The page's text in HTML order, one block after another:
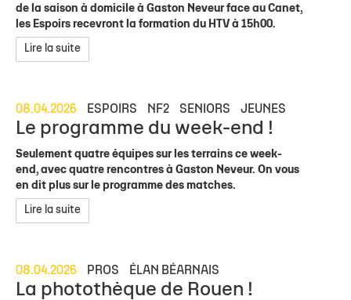
de la saison à domicile à Gaston Neveur face au Canet,
les Espoirs recevront la formation du HTV à 15h00.
Lire la suite
08.04.2026 ESPOIRS NF2 SENIORS JEUNES
Le programme du week-end !
Seulement quatre équipes sur les terrains ce week-
end, avec quatre rencontres à Gaston Neveur. On vous
en dit plus sur le programme des matches.
Lire la suite
08.04.2026 PROS ÉLAN BÉARNAIS
La photothèque de Rouen !